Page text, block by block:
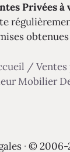
Privées à
/
Mobilier
· © 2006-